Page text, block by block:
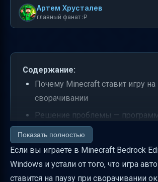
Артем Хрусталев
главный фанат :P
Содержание:
Почему Minecraft ставит игру на
сворачивании
Решение проблемы —
AppLifecycleOptOut
Пошаговая инструкция по
паузы
Важные предупреждения и
Показать полностью
Если вы играете в Minecraft Bedrock
Windows и устали от того, что игра
ставится на паузу при сворачивании